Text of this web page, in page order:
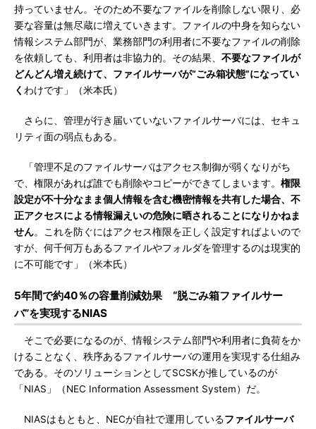
持っていません。そのため不要なファイルを削除しない限り、必
要な容量は無尽蔵に増えていきます。ファイルの中身を知らない
情報システム部門が、業務部門の利用者に不要なファイルの削除
を依頼しても、利用者は非協力的。その結果、 不要なファイルが
どんどん増え続けて、ファイルサーバが“ごみ箱状態”になってい
く わけです」（米本氏）
さらに、管理が行き届いていないファイルサーバには、セキュ
リティ面の弱点もある。
「管理不足のファイルサーバはアクセス制御が弱くなりがち
で、権限があれば誰でも削除やコピーができてしまいます。 権限
設定が不十分なまま個人情報を含む機密情報を共有した場合、不
正アクセスによる情報漏えいの危険に晒されることになりかねま
せん。これを防ぐにはアクセス権限を正しく設定すればよいので
すが、何千何万もあるファイルやフォルダを管理するのは現実的
に不可能です」（米本氏）
5年間で約40％の容量削減効果 “脱ごみ箱ファイルサー
バ”を実現するNIAS
そこで必要になるのが、情報システム部門や利用者に負荷をか
けることなく、秩序あるファイルサーバの運用を実現する仕組み
である。そのソリューションとしてSCSKが推しているのが
「NIAS」（NEC Information Assessment System）だ。
NIASはもともと、NECが自社で運用しているファイルサーバ